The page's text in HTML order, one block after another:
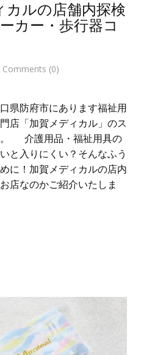
カルの店舗内探検
カー・歩行器コ
Comments (0)
県防府市にあります福祉用
店「加賀メディカル」のス
。 介護用品・福祉用具の
と入りにくい？そんなふう
に！加賀メディカルの店内
店なのかご紹介いたしま